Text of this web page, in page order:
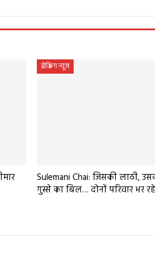
ब्रेकिंग न्यूज
Sulemani Chai: जिसकी लाठी,
गुस्से का बिल… दोनों परिवार भर